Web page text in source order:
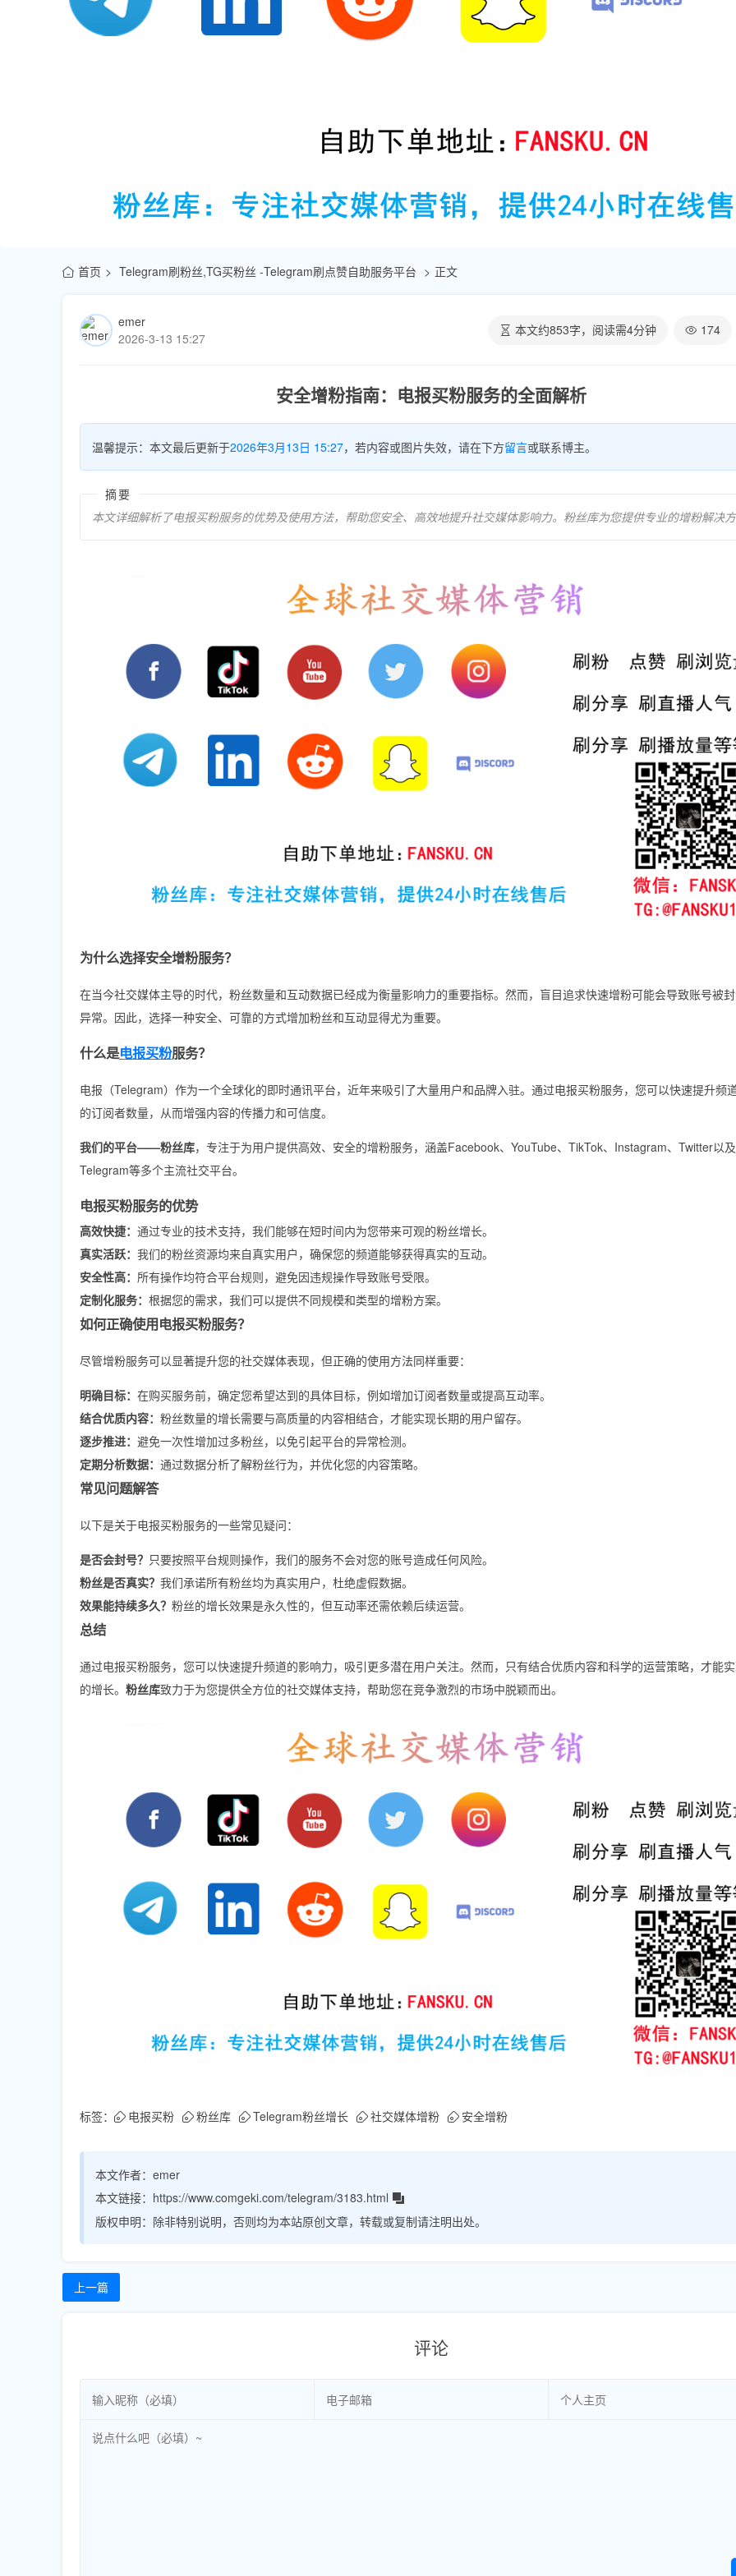
首页 Telegram刷粉丝,TG买粉丝 -Telegram刷点赞自助服务平台 正文
emer
2026-3-13 15:27
本文约853字，阅读需4分钟 174
安全增粉指南：电报买粉服务的全面解析
温馨提示：本文最后更新于2026年3月13日 15:27，若内容或图片失效，请在下方留言或联系博主。
摘要
本文详细解析了电报买粉服务的优势及使用方法，帮助您安全、高效地提升社交媒体影响力。粉丝库为您提供专业的增粉解决
为什么选择安全增粉服务？
在当今社交媒体主导的时代，粉丝数量和互动数据已经成为衡量影响力的重要指标。然而，盲目追求快速增粉可能会导致账号被
异常。因此，选择一种安全、可靠的方式增加粉丝和互动显得尤为重要。
什么是电报买粉服务？
电报（Telegram）作为一个全球化的即时通讯平台，近年来吸引了大量用户和品牌入驻。通过电报买粉服务，您可以快速提升频
的订阅者数量，从而增强内容的传播力和可信度。
我们的平台——粉丝库，专注于为用户提供高效、安全的增粉服务，涵盖Facebook、YouTube、TikTok、Instagram、Twitter以及
Telegram等多个主流社交平台。
电报买粉服务的优势
高效快捷： 通过专业的技术支持，我们能够在短时间内为您带来可观的粉丝增长。
真实活跃： 我们的粉丝资源均来自真实用户，确保您的频道能够获得真实的互动。
安全性高： 所有操作均符合平台规则，避免因违规操作导致账号受限。
定制化服务： 根据您的需求，我们可以提供不同规模和类型的增粉方案。
如何正确使用电报买粉服务？
尽管增粉服务可以显著提升您的社交媒体表现，但正确的使用方法同样重要：
明确目标： 在购买服务前，确定您希望达到的具体目标，例如增加订阅者数量或提高互动率。
结合优质内容： 粉丝数量的增长需要与高质量的内容相结合，才能实现长期的用户留存。
逐步推进： 避免一次性增加过多粉丝，以免引起平台的异常检测。
定期分析数据： 通过数据分析了解粉丝行为，并优化您的内容策略。
常见问题解答
以下是关于电报买粉服务的一些常见疑问：
是否会封号？ 只要按照平台规则操作，我们的服务不会对您的账号造成任何风险。
粉丝是否真实？ 我们承诺所有粉丝均为真实用户，杜绝虚假数据。
效果能持续多久？ 粉丝的增长效果是永久性的，但互动率还需依赖后续运营。
总结
通过电报买粉服务，您可以快速提升频道的影响力，吸引更多潜在用户关注。然而，只有结合优质内容和科学的运营策略，才能
的增长。 粉丝库致力于为您提供全方位的社交媒体支持，帮助您在竞争激烈的市场中脱颖而出。
标签： 电报买粉 粉丝库 Telegram粉丝增长 社交媒体增粉 安全增粉
本文作者： emer
本文链接： https://www.comgeki.com/telegram/3183.html
版权申明： 除非特别说明，否则均为本站原创文章，转载或复制请注明出处。
上一篇
评论